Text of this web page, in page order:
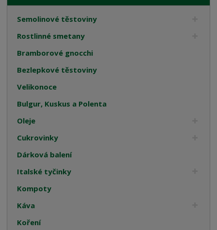
Semolinové těstoviny
Rostlinné smetany
Bramborové gnocchi
Bezlepkové těstoviny
Velikonoce
Bulgur, Kuskus a Polenta
Oleje
Cukrovinky
Dárková balení
Italské tyčinky
Kompoty
Káva
Koření